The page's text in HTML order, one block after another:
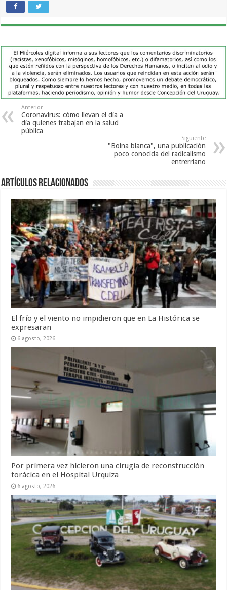
Anterior
Coronavirus: cómo llevan el día a
día quienes trabajan en la salud
pública
Siguiente
"Boina blanca", una publicación
poco conocida del radicalismo
entrerriano
Artículos Relacionados
El frío y el viento no impidieron que en La Histórica se
expresaran
6 agosto, 2026
Por primera vez hicieron una cirugía de reconstrucción
torácica en el Hospital Urquiza
6 agosto, 2026